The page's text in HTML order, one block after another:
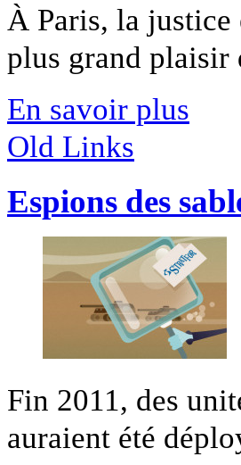
À Paris, la justice
plus grand plaisir
En savoir plus
Old Links
Espions des
Fin 2011, des
auraient été